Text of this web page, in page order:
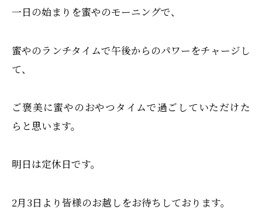
一日の始まりを蜜やのモーニングで、
蜜やのランチタイムで午後からのパワーをチャージし
て、
ご褒美に蜜やのおやつタイムで過ごしていただけた
らと思います。
明日は定休日です。
2月3日より皆様のお越しをお待ちしております。